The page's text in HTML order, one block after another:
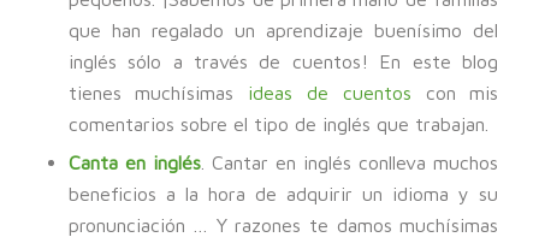
que han regalado un aprendizaje buenísimo del
inglés sólo a través de cuentos! En este blog
tienes muchísimas ideas de cuentos con mis
comentarios sobre el tipo de inglés que trabajan.
Canta en inglés. Cantar en inglés conlleva muchos
beneficios a la hora de adquirir un idioma y su
pronunciación … Y razones te damos muchísimas